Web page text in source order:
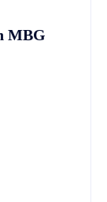
MBG